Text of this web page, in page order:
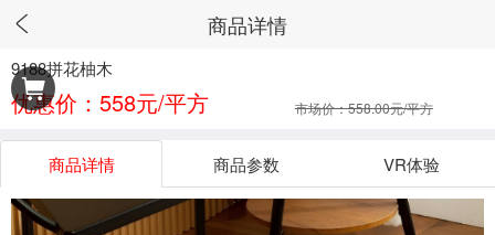
商品详情
9188拼花柚木
优惠价：558元/平方 市场价：558.00元/平方
商品详情 商品参数 VR体验